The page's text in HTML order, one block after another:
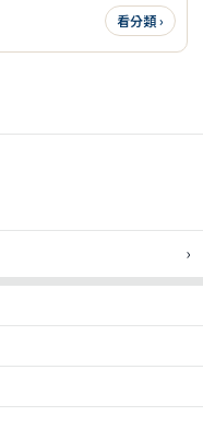
看分類 ›
›